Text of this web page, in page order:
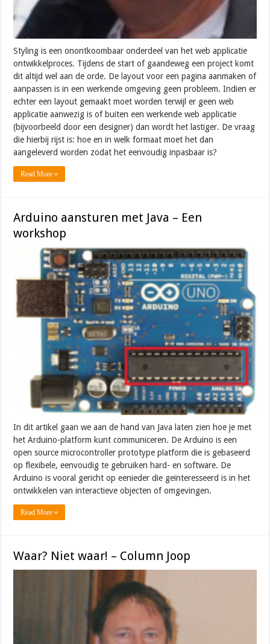
Styling is een onontkoombaar onderdeel van het web applicatie
ontwikkelproces. Tijdens de start of gaandeweg een project komt
dit altijd wel aan de orde. De layout voor een pagina aanmaken of
aanpassen is in een werkende omgeving geen probleem. Indien er
echter een layout gemaakt moet worden terwijl er geen web
applicatie aanwezig is of buiten een werkende web applicatie
(bijvoorbeeld door een designer) dan wordt het lastiger. De vraag
die hierbij rijst is: hoe en in welk formaat moet het dan
aangeleverd worden zodat het eenvoudig inpasbaar is?
Read More »
Arduino aansturen met Java – Een
workshop
In dit artikel gaan we aan de hand van Java laten zien hoe je met
het Arduino-platform kunt communiceren. De Arduino is een
open source microcontroller prototype platform die is gebaseerd
op flexibele, eenvoudig te gebruiken hard- en software. De
Arduino is vooral gericht op eenieder die geïnteresseerd is in het
ontwikkelen van interactieve objecten of omgevingen.
Read More »
Waar? Niet waar! – Column Joop